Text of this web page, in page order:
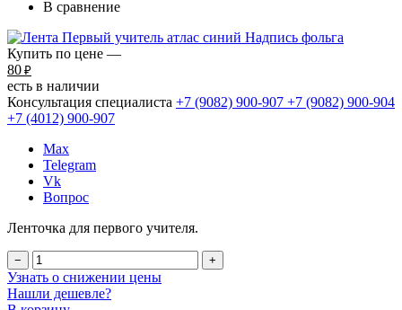
В сравнение
Купить по цене —
80 ₽
есть в наличии
Консультация специалиста +7 (9082) 900-907 +7 (9082) 900-904
+7 (4012) 900-907
Max
Telegram
Vk
Вопрос
Ленточка для первого учителя.
− +
Узнать о снижении цены
Нашли дешевле?